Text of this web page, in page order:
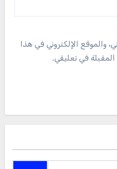
والموقع الإلكتروني في هذا
في تعليقي.